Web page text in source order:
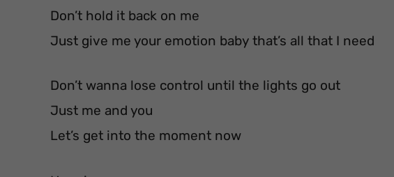
Don’t hold it back on me
Just give me your emotion baby that’s all that I need
Don’t wanna lose control until the lights go out
Just me and you
Let’s get into the moment now